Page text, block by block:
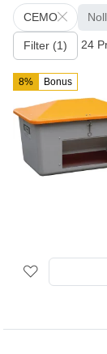
CEMO
Filter (1) 24
8% Bonus